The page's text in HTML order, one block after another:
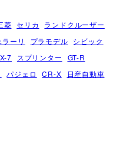
菱 セリカ
ランドクルーザー
ラーリ プラモデル シビック
7 スプリンター
GT-R
パジェロ CR-X
日産自動車